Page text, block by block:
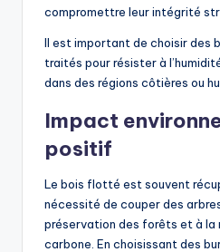
compromettre leur intégrité
Il est important de choisir des
traités pour résister à
dans des régions côtières ou
Impact
positif
Le bois flotté est souvent
nécessité de couper des
préservation des forêts et à la
carbone. En choisissant des